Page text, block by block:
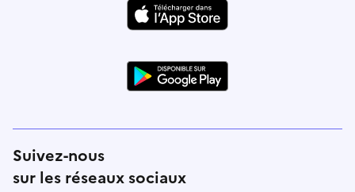
Suivez-nous
sur les réseaux sociaux